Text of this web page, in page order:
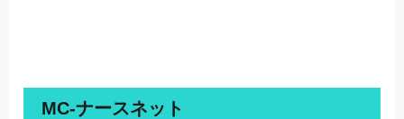
MC-ナースネット